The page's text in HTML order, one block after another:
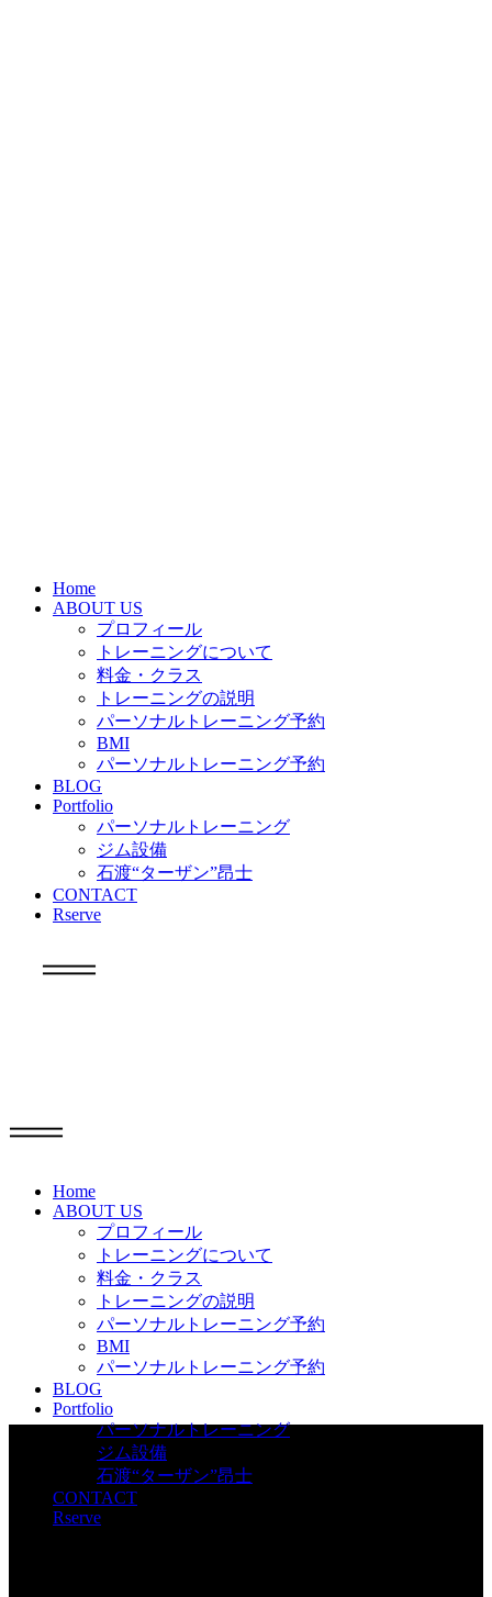
Home
ABOUT US
プロフィール
トレーニングについて
料金・クラス
トレーニングの説明
パーソナルトレーニング予約
BMI
パーソナルトレーニング予約
BLOG
Portfolio
パーソナルトレーニング
ジム設備
石渡“ターザン”昂士
CONTACT
Rserve
Home
ABOUT US
プロフィール
トレーニングについて
料金・クラス
トレーニングの説明
パーソナルトレーニング予約
BMI
パーソナルトレーニング予約
BLOG
Portfolio
パーソナルトレーニング
ジム設備
石渡“ターザン”昂士
CONTACT
Rserve